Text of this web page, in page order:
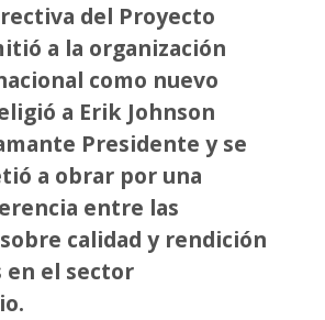
del Proyecto
a la organización
como nuevo
a Erik Johnson
Presidente y se
a obrar por una
entre las
calidad y rendición
en el sector